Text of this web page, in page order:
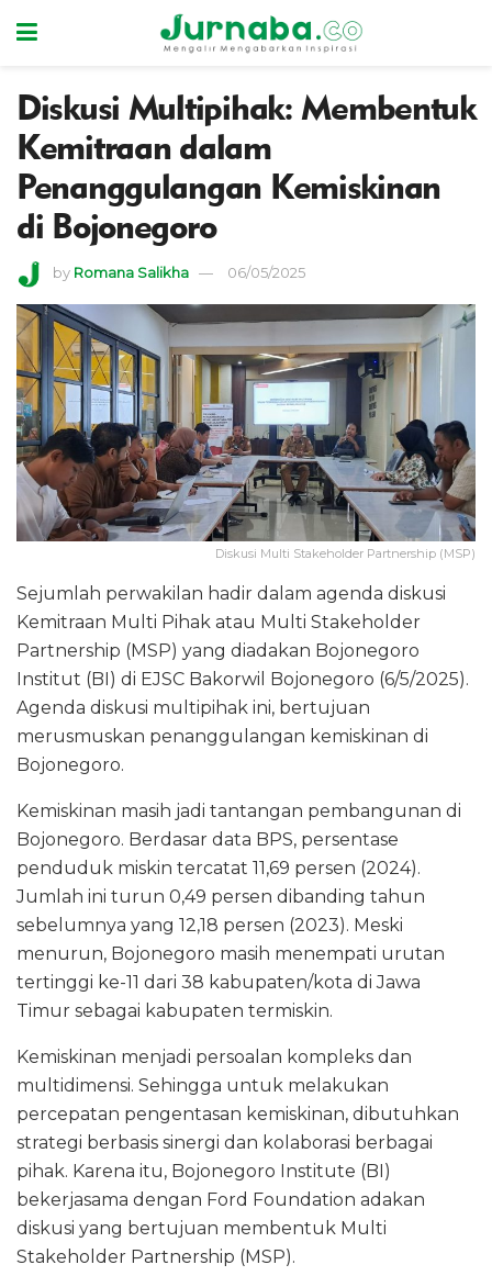
Diskusi Multipihak: Membentuk
Kemitraan dalam
Penanggulangan Kemiskinan
di Bojonegoro
by Romana Salikha 06/05/2025
Diskusi Multi Stakeholder Partnership (MSP)
Sejumlah perwakilan hadir dalam agenda diskusi
Kemitraan Multi Pihak atau Multi Stakeholder
Partnership (MSP) yang diadakan Bojonegoro
Institut (BI) di EJSC Bakorwil Bojonegoro (6/5/2025).
Agenda diskusi multipihak ini, bertujuan
merusmuskan penanggulangan kemiskinan di
Bojonegoro.
Kemiskinan masih jadi tantangan pembangunan di
Bojonegoro. Berdasar data BPS, persentase
penduduk miskin tercatat 11,69 persen (2024).
Jumlah ini turun 0,49 persen dibanding tahun
sebelumnya yang 12,18 persen (2023). Meski
menurun, Bojonegoro masih menempati urutan
tertinggi ke-11 dari 38 kabupaten/kota di Jawa
Timur sebagai kabupaten termiskin.
Kemiskinan menjadi persoalan kompleks dan
multidimensi. Sehingga untuk melakukan
percepatan pengentasan kemiskinan, dibutuhkan
strategi berbasis sinergi dan kolaborasi berbagai
pihak. Karena itu, Bojonegoro Institute (BI)
bekerjasama dengan Ford Foundation adakan
diskusi yang bertujuan membentuk Multi
Stakeholder Partnership (MSP).